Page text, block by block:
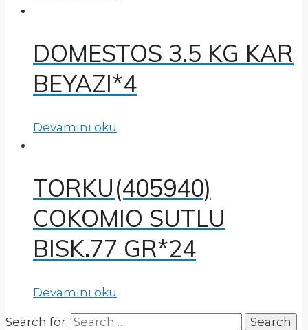
DOMESTOS 3.5 KG KAR
BEYAZI*4
Devamını oku
TORKU(405940)
COKOMIO SUTLU
BISK.77 GR*24
Devamını oku
Search for: